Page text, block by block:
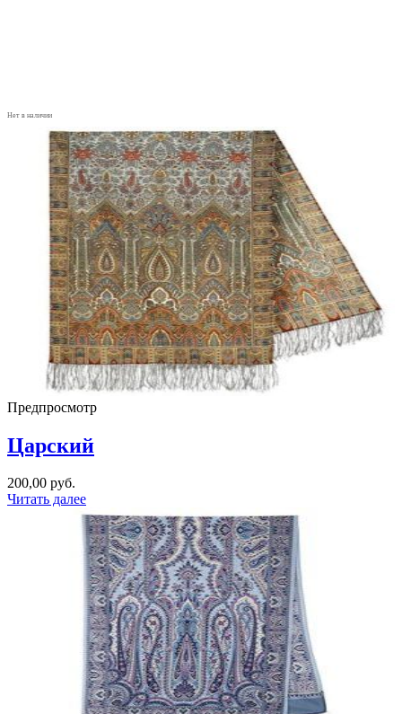
Нет в наличии
Предпросмотр
Царский
200,00 руб.
Читать далее